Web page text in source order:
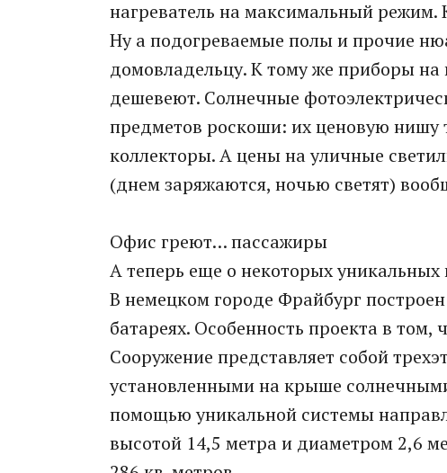
нагреватель на максимальный режим.
Ну а подогреваемые полы и прочие
домовладельцу. К тому же приборы на
дешевеют. Солнечные
предметов роскоши: их ценовую нишу
коллекторы. А цены на уличные
(днем заряжаются, ночью светят)
Офис греют… пассажиры
А теперь еще о некоторых уникальных
В немецком городе Фрайбург
батареях. Особенность проекта в
Сооружение представляет собой
установленными на крыше
помощью уникальной системы
высотой 14,5 метра и диаметром 2,6